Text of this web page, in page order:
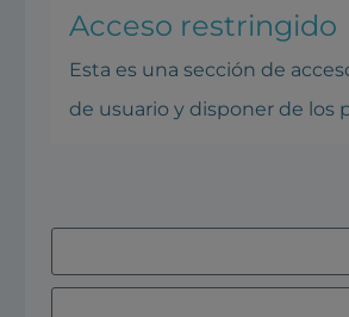
Acceso restringido
Esta es una sección de
de usuario y disponer de los